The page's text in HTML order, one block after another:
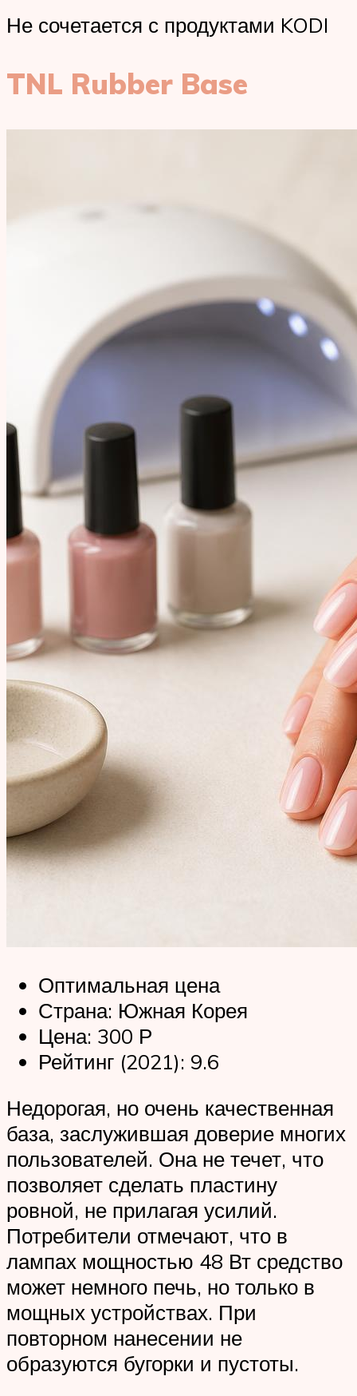
Не сочетается с продуктами KODI
TNL Rubber Base
Оптимальная цена
Страна: Южная Корея
Цена: 300 Р
Рейтинг (2021): 9.6
Недорогая, но очень качественная
база, заслужившая доверие многих
пользователей. Она не течет, что
позволяет сделать пластину
ровной, не прилагая усилий.
Потребители отмечают, что в
лампах мощностью 48 Вт средство
может немного печь, но только в
мощных устройствах. При
повторном нанесении не
образуются бугорки и пустоты.